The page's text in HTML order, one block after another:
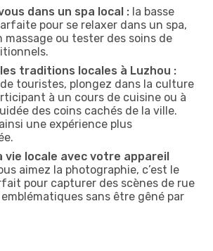
dans un spa local : la basse
pour se relaxer dans un spa,
massage ou tester des soins de
traditions locales à Luzhou :
touristes, plongez dans la culture
à un cours de cuisine ou à
des coins cachés de la ville.
une expérience plus
vie locale avec votre appareil
aimez la photographie, c’est le
pour capturer des scènes de rue
sans être gêné par